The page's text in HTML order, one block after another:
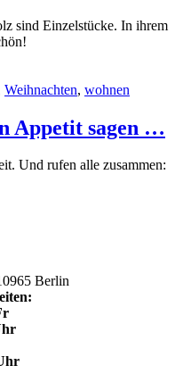
sind Einzelstücke. In ihrem
Weihnachten, wohnen
Appetit sagen …
Und rufen alle zusammen:
Berlin